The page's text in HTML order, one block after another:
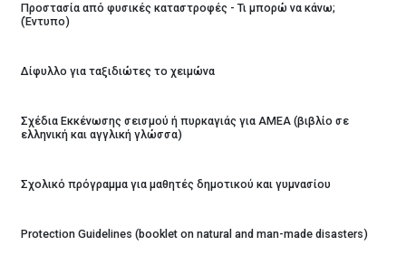
Προστασία από φυσικές καταστροφές - Τι μπορώ να κάνω;
(Έντυπο)
Δίφυλλο για ταξιδιώτες το χειμώνα
Σχέδια Εκκένωσης σεισμού ή πυρκαγιάς για ΑΜΕΑ (βιβλίο σε
ελληνική και αγγλική γλώσσα)
Σχολικό πρόγραμμα για μαθητές δημοτικού και γυμνασίου
Protection Guidelines (booklet on natural and man-made disasters)